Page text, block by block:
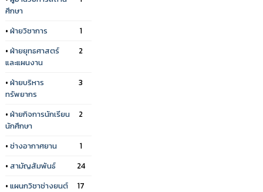
ศึกษา
• ฝ่ายวิชาการ
1
• ฝ่ายยุทธศาสตร์
และแผนงาน
2
• ฝ่ายบริหาร
ทรัพยากร
3
• ฝ่ายกิจการนักเรียน
นักศึกษา
2
• ช่างอากาศยาน
1
• สามัญสัมพันธ์
24
• แผนกวิชาช่างยนต์
17